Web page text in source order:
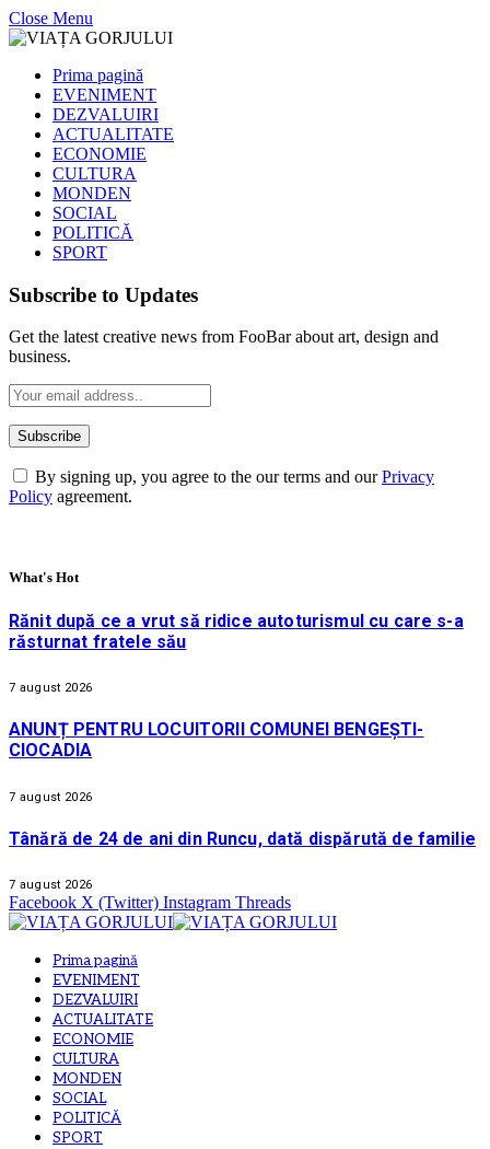
Close Menu
Prima pagină
EVENIMENT
DEZVALUIRI
ACTUALITATE
ECONOMIE
CULTURA
MONDEN
SOCIAL
POLITICĂ
SPORT
Subscribe to Updates
Get the latest creative news from FooBar about art, design and
business.
By signing up, you agree to the our terms and ourPrivacy
Policy agreement.
What's Hot
Rănit după ce a vrut să ridice autoturismul cu care s-a
răsturnat fratele său
7 august 2026
ANUNȚ PENTRU LOCUITORII COMUNEI BENGEȘTI-
CIOCADIA
7 august 2026
Tânără de 24 de ani din Runcu, dată dispărută de familie
7 august 2026
Facebook X (Twitter) Instagram Threads
Prima pagină
EVENIMENT
DEZVALUIRI
ACTUALITATE
ECONOMIE
CULTURA
MONDEN
SOCIAL
POLITICĂ
SPORT